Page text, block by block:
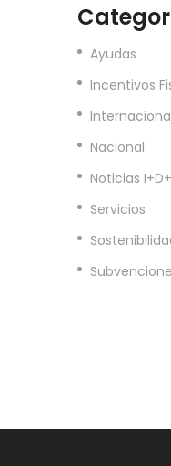
Ayudas
Incentivos
Nacional
Noticias
Servicios